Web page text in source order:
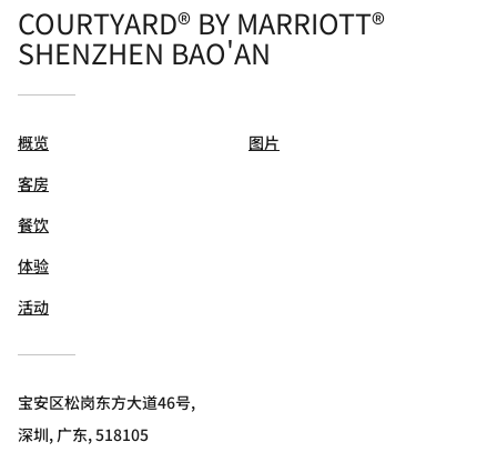
COURTYARD® BY MARRIOTT®
SHENZHEN BAO'AN
概览
客房
餐饮
体验
活动
图片
宝安区松岗东方大道46号,
深圳, 广东, 518105